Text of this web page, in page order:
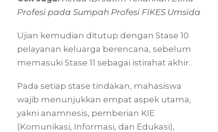
Profesi pada Sumpah Profesi FIKES Umsida
Ujian kemudian ditutup dengan Stase 10
pelayanan keluarga berencana, sebelum
memasuki Stase 11 sebagai istirahat akhir.
Pada setiap stase tindakan, mahasiswa
wajib menunjukkan empat aspek utama,
yakni anamnesis, pemberian KIE
(Komunikasi, Informasi, dan Edukasi),